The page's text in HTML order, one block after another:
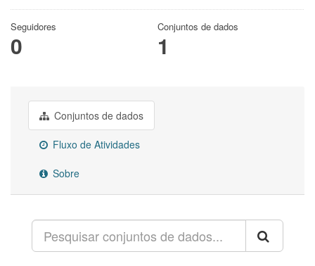
Seguidores
0
Conjuntos de dados
1
Conjuntos de dados
Fluxo de Atividades
Sobre